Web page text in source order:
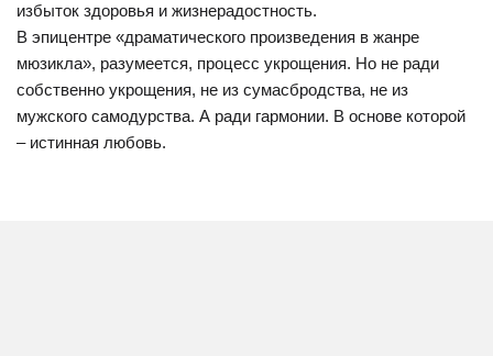
избыток здоровья и жизнерадостность.
В эпицентре «драматического произведения в жанре
мюзикла», разумеется, процесс укрощения. Но не ради
собственно укрощения, не из сумасбродства, не из
мужского самодурства. А ради гармонии. В основе которой
– истинная любовь.